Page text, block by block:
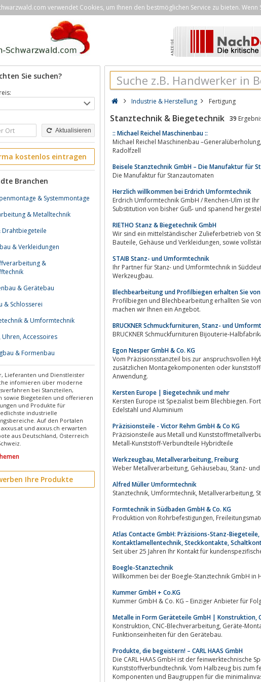
verwendet Cookies, um Ihnen den bestmöglichen Service zu bieten.
Sie suchen?
Aktualisieren
kostenlos eintragen
Branchen
& Systemmontage
& Metalltechnik
Drahtbiegeteile
& Verkleidungen
&
& Gerätebau
& Schlosserei
& Umformtechnik
Uhren, Accessoires
& Formenbau
Lieferanten und Dienstleister
infomieren über moderne
bei Stanzteilen,
sowie Biegeteilen und offerieren
und Produkte für
industrielle
Auf den Portalen
und axxus.ch erwarten
aus Deutschland, Österreich
Ihre Produkte
Industrie & Herstellung Fertigung
Stanztechnik & Biegetechnik 39
:: Michael Reichel Maschinenbau ::
Michael Reichel Maschinenbau –Generalüberholung, Instandsetzung und Reparatur von Stanzautomaten und Pressen in
Radolfzell
Beisele Stanztechnik GmbH – Die Manufaktur für
Die Manufaktur für Stanzautomaten
Herzlich willkommen bei Erdrich Umformtechnik
Erdrich Umformtechnik GmbH / Renchen-Ulm ist
Substitution von bisher Guß- und spanend
RIETHO Stanz & Biegetechnik GmbH
Wir sind ein mittelständischer Zulieferbetrieb von Stanz-, Laser- und Biegeteilen und produzieren hochpräzise,
Bauteile,
STAIB Stanz- und Umformtechnik
Ihr Partner für Stanz- und Umformtechnik in
Werkzeugbau.
Blechbearbeitung und Profilbiegen erhalten Sie
Profilbiegen und Blechbearbeitung erhallten Sie
machen wir Ihnen ein Angebot.
BRUCKNER Schmuckfurnituren, Stanz- und
Egon Nesper GmbH & Co. KG
Vom Präzisionsstanzteil bis zur anspruchsvollen Hybridlösung.Ob
zusätzlichen Montagekomponenten oder
Anwendung.
Kersten Europe | Biegetechnik und mehr
Kersten Europe ist Spezialist beim Blechbiegen. Fortschrittliche
Edelstahl und Aluminium
Präzisionsteile - Victor Rehm GmbH & Co KG
Präzisionsteile aus Metall und
Metall-Kunststoff-Verbundteile Hybridteile
Werkzeugbau, Metallverarbeitung, Freiburg
Alfred Müller Umformtechnik
Formtechnik in Südbaden GmbH & Co. KG
Atlas Contacte GmbH: Präzisions-Stanz-
Kontaktlamellentechnik, Steckkontakte,
Seit über 25 Jahren Ihr Kontakt für
Boegle-Stanztechnik
Willkommen bei der Boegle-Stanztechnik GmbH in
Kummer GmbH + Co.KG
Kummer GmbH & Co. KG – Einziger Anbieter für
Metalle in Form Geräteteile GmbH | Konstruktion,
Konstruktion, CNC-Blechverarbeitung, Geräte-Montage: Systemlieferant &amp; Auftragsfertiger von Teilen, Baugruppen und
Funktionseinheiten für den Gerätebau.
Produkte, die begeistern! – CARL HAAS GmbH
Die CARL HAAS GmbH ist der feinwerktechnische
Kunststoffverbundtechnik. Vom Halbzeug bis zum fertigen Produkt, von Spiralfedern über